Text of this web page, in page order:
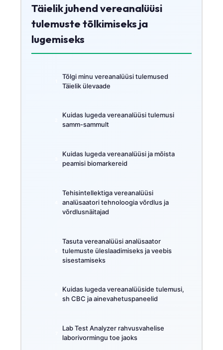
Täielik juhend vereanalüüsi
tulemuste tõlkimiseks ja
lugemiseks
Tõlgi minu vereanalüüsi tulemused
Täielik ülevaade
Kuidas lugeda vereanalüüsi tulemusi
samm-sammult
Kuidas lugeda vereanalüüsi ja mõista
peamisi biomarkereid
Tehisintellektiga vereanalüüsi
analüsaatori tehnoloogia võrdlus ja
võrdlusnäitajad
Tasuta vereanalüüsi analüsaator
tulemuste üleslaadimiseks ja veebis
sisestamiseks
Kuidas lugeda vereanalüüside tulemusi,
sh CBC ja ainevahetuspaneelid
Lab Test Analyzer rahvusvahelise
laborivormingu toe jaoks